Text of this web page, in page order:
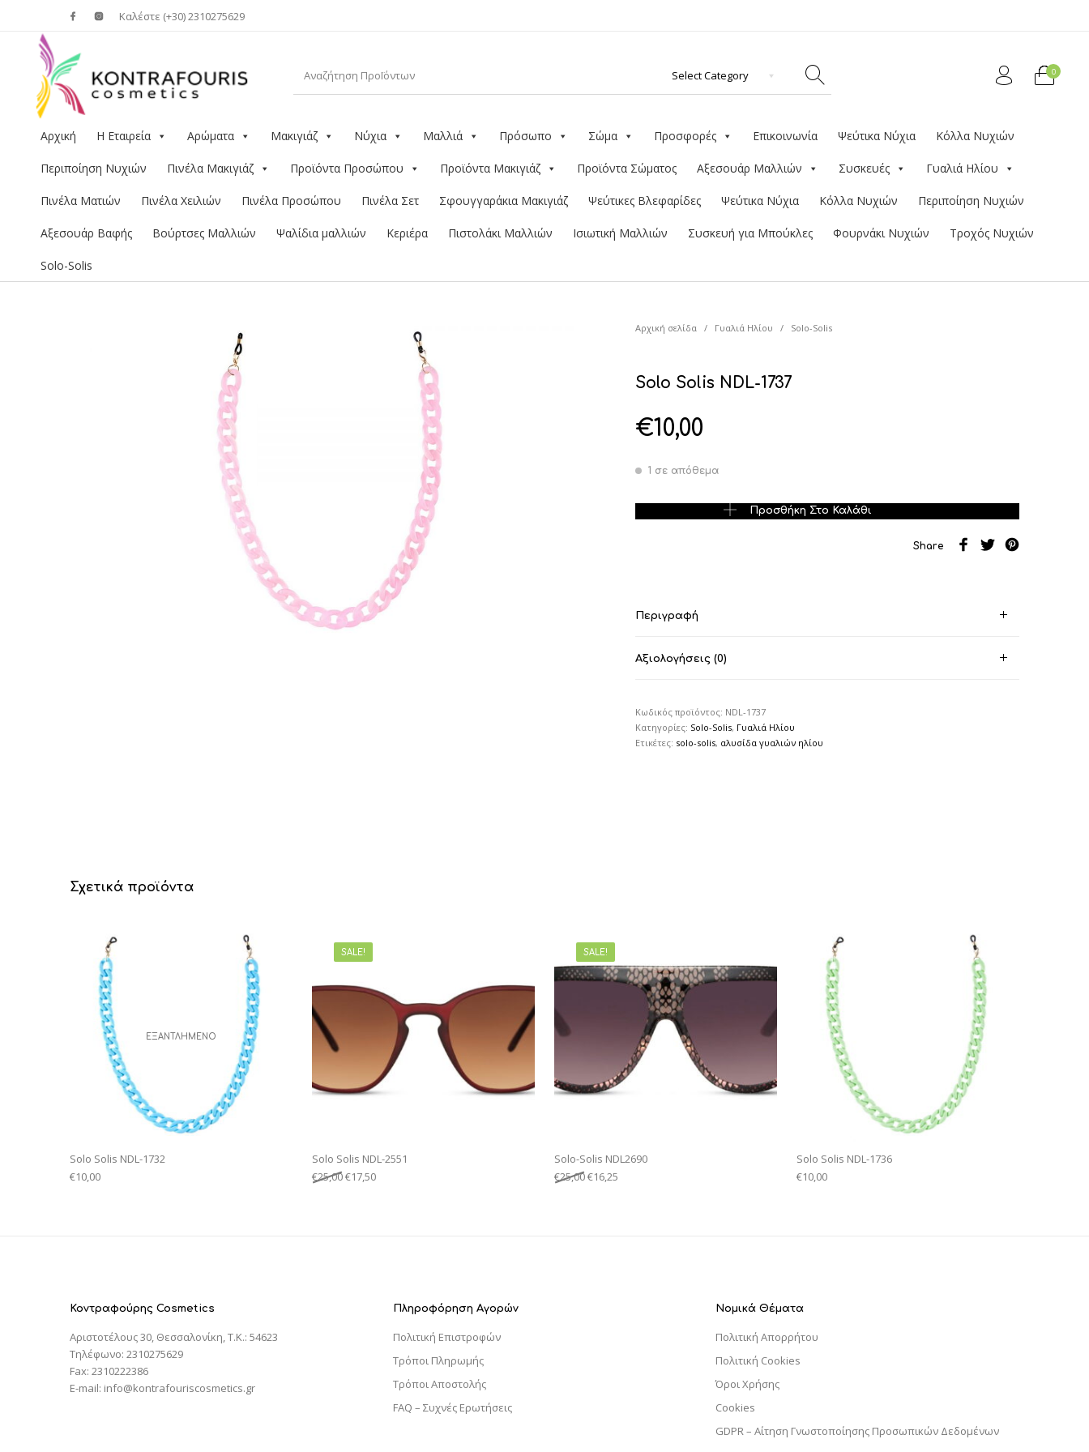
Καλέστε (+30) 2310275629
0
Αρχική Η Εταιρεία Αρώματα Μακιγιάζ Νύχια Μαλλιά Πρόσωπο Σώμα Προσφορές Επικοινωνία Ψεύτικα Νύχια Κόλλα Νυχιών
Περιποίηση Νυχιών Πινέλα Μακιγιάζ Προϊόντα Προσώπου Προϊόντα Μακιγιάζ Προϊόντα Σώματος Αξεσουάρ Μαλλιών Συσκευές Γυαλιά Ηλίου
Πινέλα Ματιών Πινέλα Χειλιών Πινέλα Προσώπου Πινέλα Σετ Σφουγγαράκια Μακιγιάζ Ψεύτικες Βλεφαρίδες Ψεύτικα Νύχια Κόλλα Νυχιών Περιποίηση Νυχιών
Αξεσουάρ Βαφής Βούρτσες Μαλλιών Ψαλίδια μαλλιών Κεριέρα Πιστολάκι Μαλλιών Ισιωτική Μαλλιών Συσκευή για Μπούκλες Φουρνάκι Νυχιών Τροχός Νυχιών
Solo-Solis
Αρχική σελίδα / Γυαλιά Ηλίου / Solo-Solis
Solo Solis NDL-1737
€10,00
1 σε απόθεμα
Solo Solis NDL-1737 ποσότηταΠροσθήκη Στο Καλάθι
Share
Περιγραφή
Αξιολογήσεις (0)
Κωδικός προϊόντος: NDL-1737
Κατηγορίες: Solo-Solis, Γυαλιά Ηλίου
Ετικέτες: solo-solis, αλυσίδα γυαλιών ηλίου
Σχετικά προϊόντα
ΕΞΑΝΤΛΗΜΈΝΟ
Solo Solis NDL-1732
€10,00
SALE!
Solo Solis NDL-2551
€25,00€17,50
SALE!
Solo-Solis NDL2690
€25,00€16,25
Solo Solis NDL-1736
€10,00
Κοντραφούρης Cosmetics
Αριστοτέλους 30, Θεσσαλονίκη, T.K.: 54623
Τηλέφωνο: 2310275629
Fax: 2310222386
E-mail: info@kontrafouriscosmetics.gr
Πληροφόρηση Αγορών
Πολιτική Επιστροφών
Τρόποι Πληρωμής
Τρόποι Αποστολής
FAQ – Συχνές Ερωτήσεις
Νομικά Θέματα
Πολιτική Απορρήτου
Πολιτική Cookies
Όροι Χρήσης
Cookies
GDPR – Αίτηση Γνωστοποίησης Προσωπικών Δεδομένων